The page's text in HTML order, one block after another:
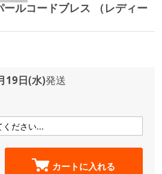
ルコードブレス （レディー
19日(水)発送
カートに入れる